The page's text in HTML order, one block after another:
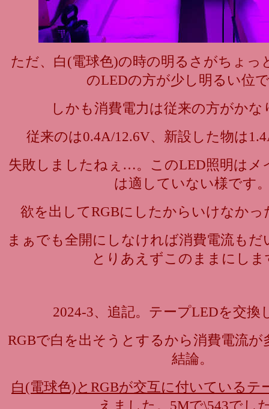
ただ、白(電球色)の時の明るさがちょっ
のLEDの方が少し明るい位
しかも消費電力は従来の方がかな
従来のは0.4A/12.6V、新設した物は
失敗しましたねぇ…。このLED照明はメ
は適していない様です
欲を出してRGBにしたからいけなか
まぁでも全開にしなければ消費電流も
とりあえずこのままにしま
2024-3、追記。テープLEDを交換
RGBで白を出そうとするから消費電流
結論。
白(電球色)とRGBが交互に付いているテ
えました。5Mで\543でし